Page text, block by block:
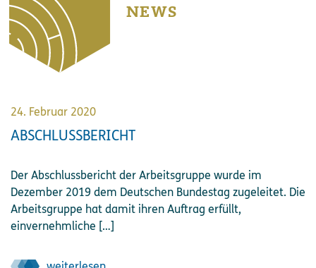
NEWS
24. Februar 2020
ABSCHLUSSBERICHT
Der Abschlussbericht der Arbeitsgruppe wurde im
Dezember 2019 dem Deutschen Bundestag zugeleitet. Die
Arbeitsgruppe hat damit ihren Auftrag erfüllt,
einvernehmliche […]